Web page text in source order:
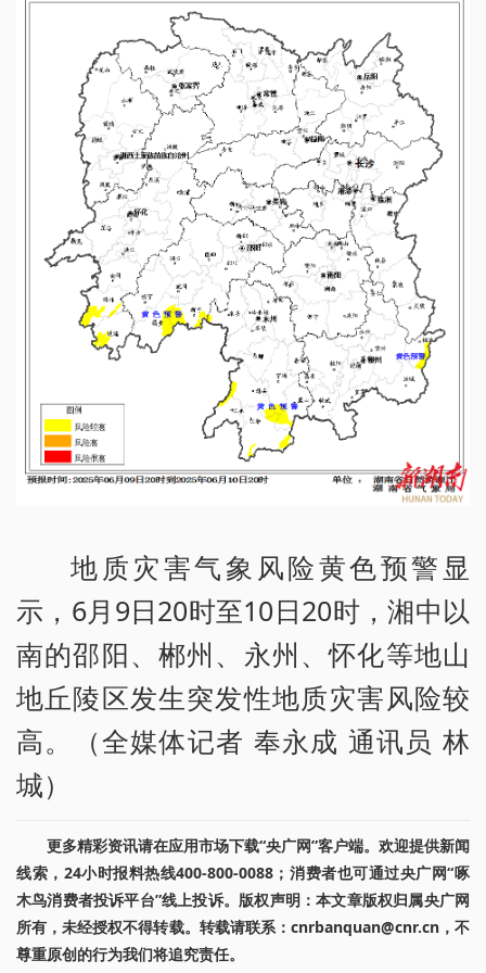
地质灾害气象风险黄色预警显
示，6月9日20时至10日20时，湘中以
南的邵阳、郴州、永州、怀化等地山
地丘陵区发生突发性地质灾害风险较
高。（全媒体记者 奉永成 通讯员 林
城）
更多精彩资讯请在应用市场下载“央广网”客户端。欢迎提供新闻
线索，24小时报料热线400-800-0088；消费者也可通过央广网“啄
木鸟消费者投诉平台”线上投诉。版权声明：本文章版权归属央广网
所有，未经授权不得转载。转载请联系：cnrbanquan@cnr.cn，不
尊重原创的行为我们将追究责任。